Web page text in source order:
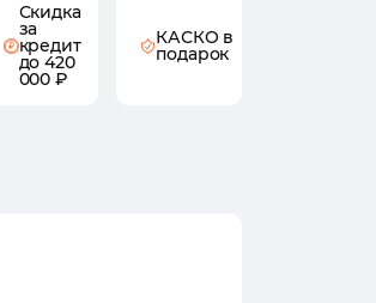
Скидка
за
кредит
до 420
000 ₽
КАСКО в
подарок